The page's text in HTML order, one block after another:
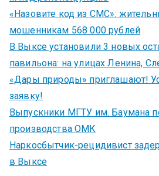
«Назовите код из СМС»:
мошенникам 568 000 рублей
В Выксе установили 3 новых
павильона: на улицах Ленина,
«Дары природы» приглашают!
заявку!
Выпускники МГТУ им. Баумана
производства ОМК
Наркосбытчик-рецидивист
в Выксе